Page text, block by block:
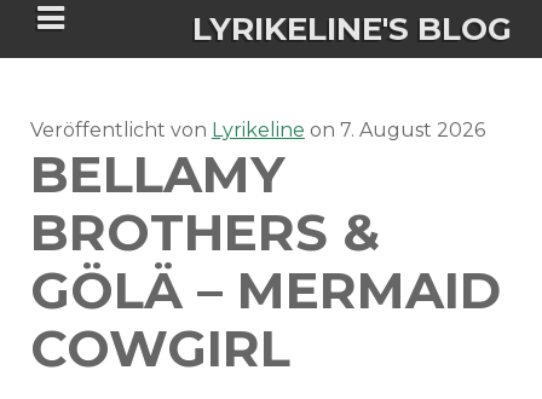
LYRIKELINE'S BLOG
Tania Morgan's Blog über alles, was
sie im Leben bewegt.
ÜBER DIE AUTORIN
Veröffentlicht von Lyrikeline on 7. August 2026
BELLAMY
BROTHERS &
GÖLÄ – MERMAID
COWGIRL